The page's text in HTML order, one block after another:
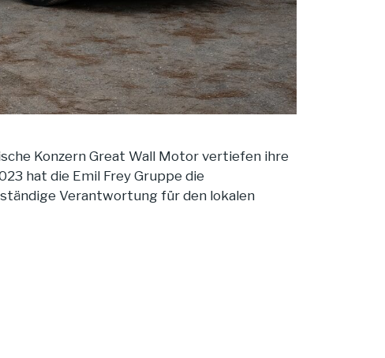
Konzern Great Wall Motor vertiefen ihre
hat die Emil Frey Gruppe die
Verantwortung für den lokalen